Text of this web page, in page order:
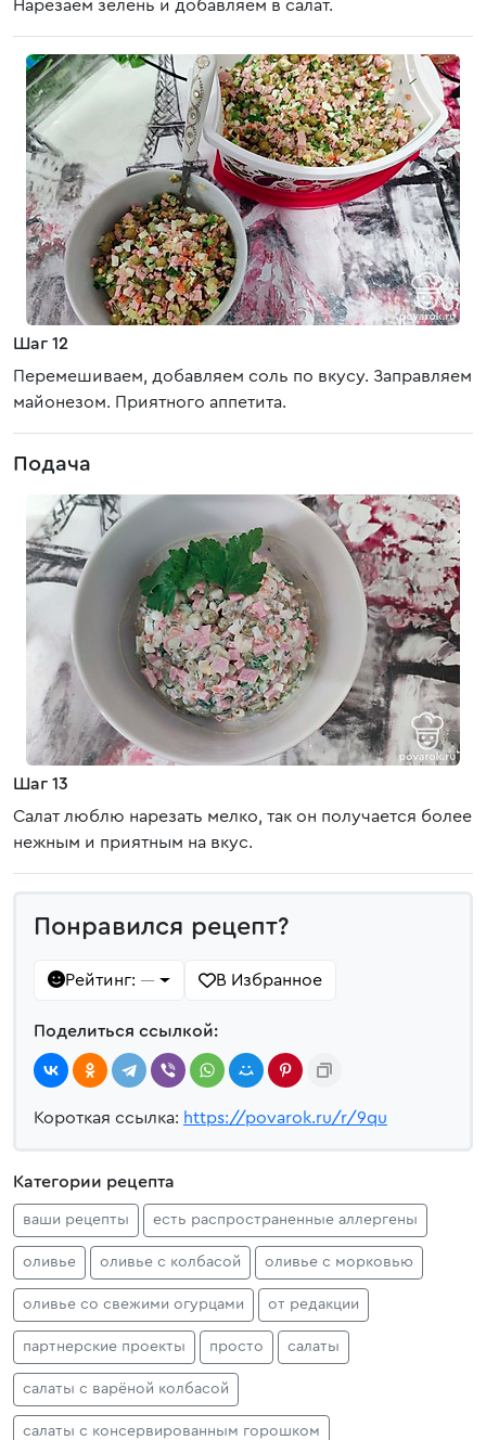
Нарезаем зелень и добавляем в салат.
Шаг 12
Перемешиваем, добавляем соль по вкусу. Заправляем
майонезом. Приятного аппетита.
Подача
Шаг 13
Салат люблю нарезать мелко, так он получается более
нежным и приятным на вкус.
Понравился рецепт?
Рейтинг: — В Избранное
Поделиться ссылкой:
Короткая ссылка: https://povarok.ru/r/9qu
Категории рецепта
ваши рецепты есть распространенные аллергены
оливье оливье с колбасой оливье с морковью
оливье со свежими огурцами от редакции
партнерские проекты просто салаты
салаты с варёной колбасой
салаты с консервированным горошком